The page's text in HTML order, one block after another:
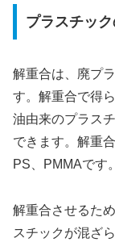
プラスチッ
解重合は、廃プ
す。解重合で得
油由来のプラス
できます。解重
PS、PMMAです。
解重合させるた
スチックが混ざ